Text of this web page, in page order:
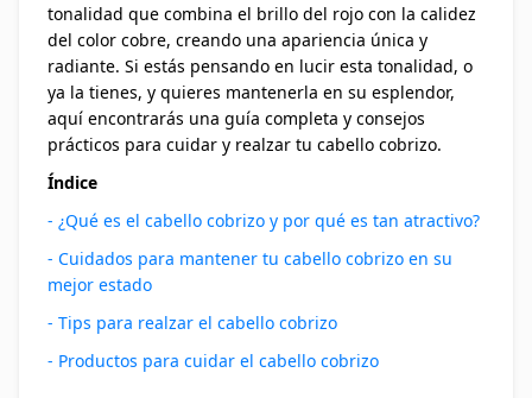
tonalidad que combina el brillo del rojo con la calidez
del color cobre, creando una apariencia única y
radiante. Si estás pensando en lucir esta tonalidad, o
ya la tienes, y quieres mantenerla en su esplendor,
aquí encontrarás una guía completa y consejos
prácticos para cuidar y realzar tu cabello cobrizo.
Índice
- ¿Qué es el cabello cobrizo y por qué es tan atractivo?
- Cuidados para mantener tu cabello cobrizo en su
mejor estado
- Tips para realzar el cabello cobrizo
- Productos para cuidar el cabello cobrizo